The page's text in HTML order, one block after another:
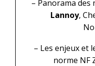
– Panorama des
Lannoy,
– Les enjeux et
norme NF